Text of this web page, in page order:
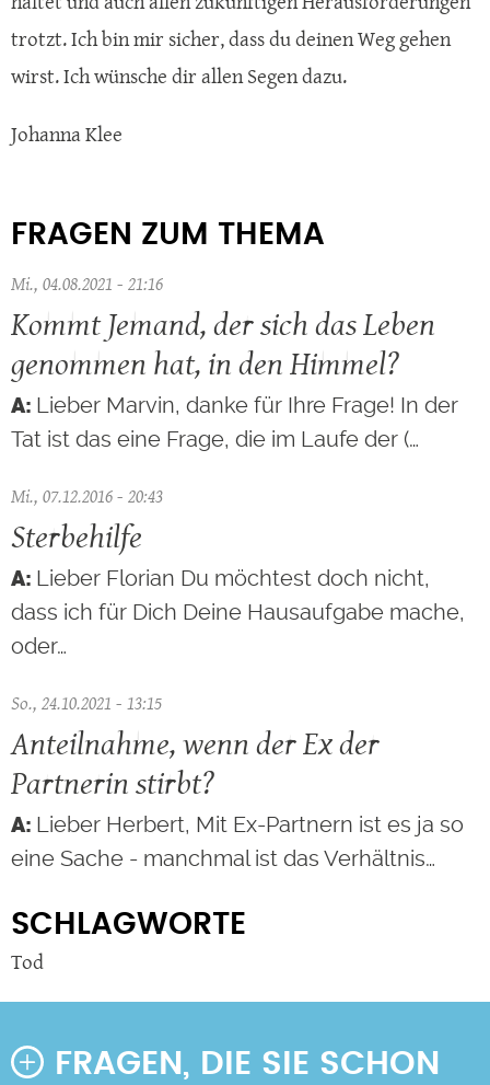
trotzt. Ich bin mir sicher, dass du deinen Weg gehen
wirst. Ich wünsche dir allen Segen dazu.
Johanna Klee
FRAGEN ZUM THEMA
Mi., 04.08.2021 - 21:16
Kommt Jemand, der sich das Leben
genommen hat, in den Himmel?
Lieber Marvin, danke für Ihre Frage! In der
Tat ist das eine Frage, die im Laufe der (…
Mi., 07.12.2016 - 20:43
Sterbehilfe
Lieber Florian Du möchtest doch nicht,
dass ich für Dich Deine Hausaufgabe mache,
oder…
So., 24.10.2021 - 13:15
Anteilnahme, wenn der Ex der
Partnerin stirbt?
Lieber Herbert, Mit Ex-Partnern ist es ja so
eine Sache - manchmal ist das Verhältnis…
SCHLAGWORTE
Tod
FRAGEN, DIE SIE SCHON